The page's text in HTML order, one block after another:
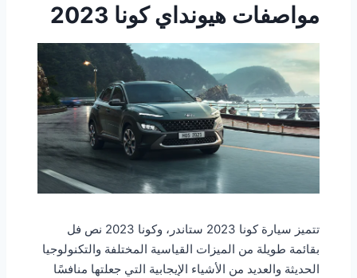
مواصفات هيونداي كونا 2023
تتميز سيارة كونا 2023 ستاندر، وكونا 2023 نص فل
بقائمة طويلة من الميزات القياسية المختلفة والتكنولوجيا
الحديثة والعديد من الأشياء الإيجابية التي جعلتها منافسًا